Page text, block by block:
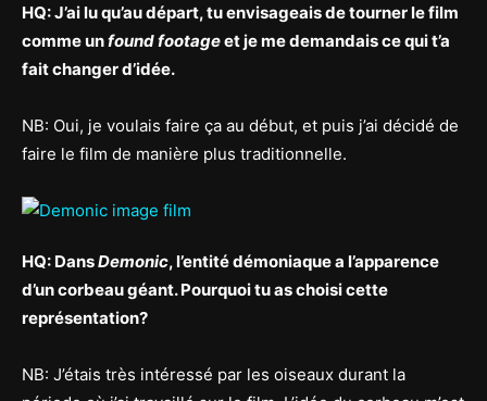
HQ: J’ai lu qu’au départ, tu envisageais de tourner le film
comme unfound footageet je me demandais ce qui t’a
fait changer d’idée.
NB: Oui, je voulais faire ça au début, et puis j’ai décidé de
faire le film de manière plus traditionnelle.
HQ: DansDemonic, l’entité démoniaque a l’apparence
d’un corbeau géant. Pourquoi tu as choisi cette
représentation?
NB: J’étais très intéressé par les oiseaux durant la